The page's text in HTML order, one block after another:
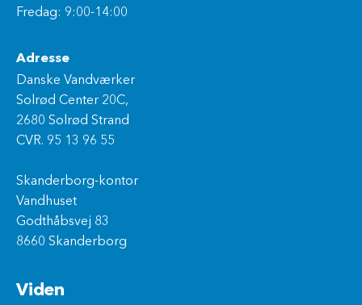
Fredag: 9:00-14:00
Adresse
Danske Vandværker
Solrød Center 20C,
2680 Solrød Strand
CVR. 95 13 96 55
Skanderborg-kontor
Vandhuset
Godthåbsvej 83
8660 Skanderborg
Viden